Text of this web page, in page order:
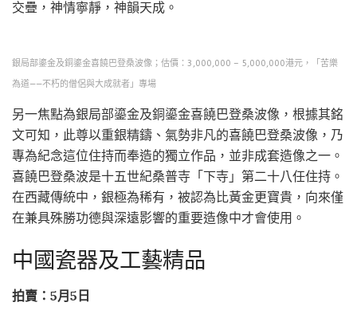
交疊，神情寧靜，神韻天成。
銀局部鎏金及銅鎏金喜饒巴登桑波像；估價：3,000,000 – 5,000,000港元，「苦樂
為道——不朽的僧侶與大成就者」專場
另一焦點為銀局部鎏金及銅鎏金喜饒巴登桑波像，根據其銘
文可知，此尊以重銀精鑄、氣勢非凡的喜饒巴登桑波像，乃
專為紀念這位住持而奉造的獨立作品，並非成套造像之一。
喜饒巴登桑波是十五世紀桑普寺「下寺」第二十八任住持。
在西藏傳統中，銀極為稀有，被認為比黃金更寶貴，向來僅
在兼具殊勝功德與深遠影響的重要造像中才會使用。
中國瓷器及工藝精品
拍賣：5月5日